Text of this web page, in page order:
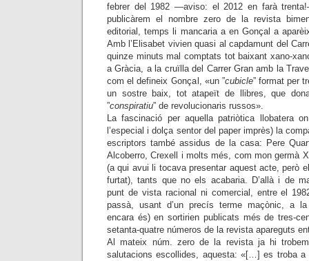
febrer del 1982 —aviso: el 2012 en farà
publicàrem el nombre zero de la revista
editorial, temps li mancaria a en Gonçal a
Amb l’Elisabet vivien quasi al capdamunt del
quinze minuts mal comptats tot baixant xano-
a Gràcia, a la cruïlla del Carrer Gran amb la
com el defineix Gonçal, «un ”cubicle” format per
un sostre baix, tot atapeït de llibres, que
”conspiratiu” de revolucionaris russos».
La fascinació per aquella patriòtica llobatera
l’especial i dolça sentor del paper imprès) la
escriptors també assidus de la casa: Pere
Alcoberro, Crexell i molts més, com mon germà
(a qui avui li tocava presentar aquest acte, però
furtat), tants que no els acabaria. D’allà i de
punt de vista racional ni comercial, entre el
passà, usant d’un precís terme maçònic, a la
encara és) en sortirien publicats més de tres-
setanta-quatre números de la revista apareguts
Al mateix núm. zero de la revista ja hi
salutacions escollides, aquesta: «[…] es troba a